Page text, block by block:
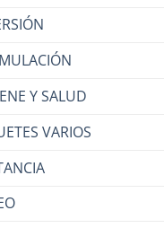
Y SALUD
VARIOS